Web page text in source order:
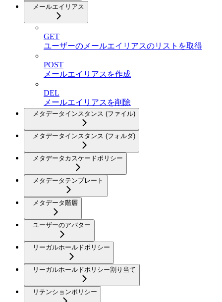
メールエイリアス
GET
ユーザーのメールエイリアスのリストを取得
POST
メールエイリアスを作成
DEL
メールエイリアスを削除
メタデータインスタンス (ファイル)
メタデータインスタンス (フォルダ)
メタデータカスケードポリシー
メタデータテンプレート
メタデータ階層
ユーザーのアバター
リーガルホールドポリシー
リーガルホールドポリシー割り当て
リテンションポリシー